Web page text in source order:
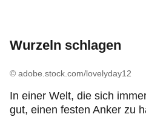
Wurzeln schlagen
© adobe.stock.com/lovelyday12
In einer Welt, die sich
gut, einen festen Anker zu